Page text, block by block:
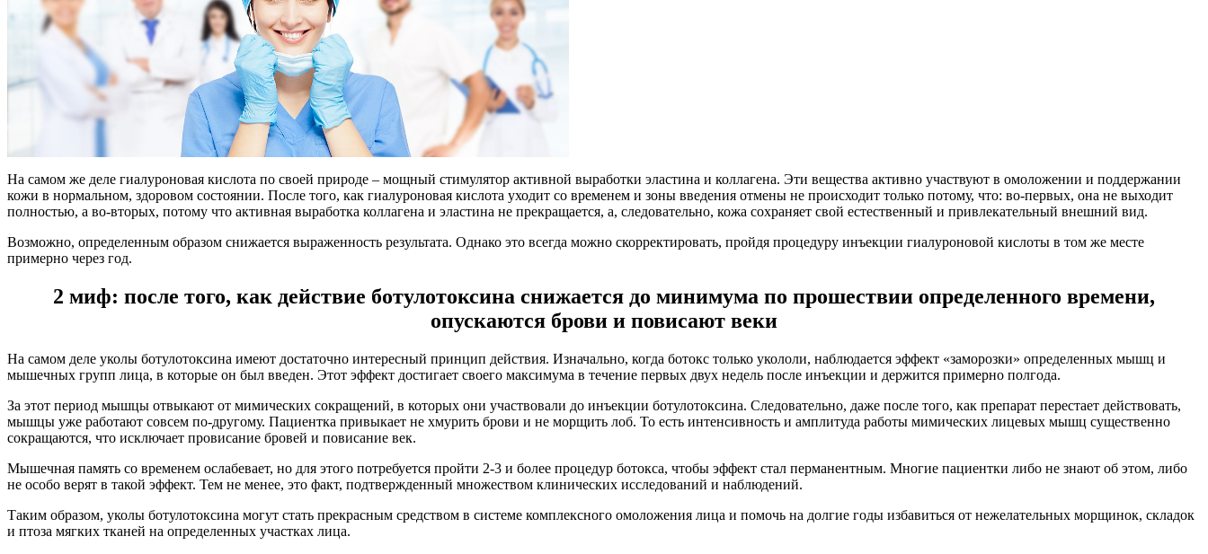
На самом же деле гиалуроновая кислота по своей природе – мощный стимулятор активной выработки эластина и коллагена. Эти вещества активно участвуют в омоложении и поддержании
кожи в нормальном, здоровом состоянии. После того, как гиалуроновая кислота уходит со временем и зоны введения отмены не происходит только потому, что: во-первых, она не выходит
полностью, а во-вторых, потому что активная выработка коллагена и эластина не прекращается, а, следовательно, кожа сохраняет свой естественный и привлекательный внешний вид.
Возможно, определенным образом снижается выраженность результата. Однако это всегда можно скорректировать, пройдя процедуру инъекции гиалуроновой кислоты в том же месте
примерно через год.
2 миф: после того, как действие ботулотоксина снижается до минимума по прошествии определенного времени,
опускаются брови и повисают веки
На самом деле уколы ботулотоксина имеют достаточно интересный принцип действия. Изначально, когда ботокс только укололи, наблюдается эффект «заморозки» определенных мышц и
мышечных групп лица, в которые он был введен. Этот эффект достигает своего максимума в течение первых двух недель после инъекции и держится примерно полгода.
За этот период мышцы отвыкают от мимических сокращений, в которых они участвовали до инъекции ботулотоксина. Следовательно, даже после того, как препарат перестает действовать,
мышцы уже работают совсем по-другому. Пациентка привыкает не хмурить брови и не морщить лоб. То есть интенсивность и амплитуда работы мимических лицевых мышц существенно
сокращаются, что исключает провисание бровей и повисание век.
Мышечная память со временем ослабевает, но для этого потребуется пройти 2-3 и более процедур ботокса, чтобы эффект стал перманентным. Многие пациентки либо не знают об этом, либо
не особо верят в такой эффект. Тем не менее, это факт, подтвержденный множеством клинических исследований и наблюдений.
Таким образом, уколы ботулотоксина могут стать прекрасным средством в системе комплексного омоложения лица и помочь на долгие годы избавиться от нежелательных морщинок, складок
и птоза мягких тканей на определенных участках лица.